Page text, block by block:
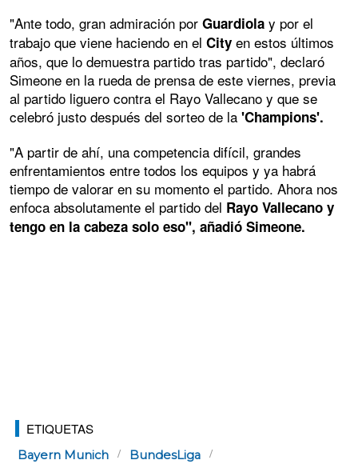
"Ante todo, gran admiración por Guardiola y por el
trabajo que viene haciendo en el City en estos últimos
años, que lo demuestra partido tras partido", declaró
Simeone en la rueda de prensa de este viernes, previa
al partido liguero contra el Rayo Vallecano y que se
celebró justo después del sorteo de la 'Champions'.
"A partir de ahí, una competencia difícil, grandes
enfrentamientos entre todos los equipos y ya habrá
tiempo de valorar en su momento el partido. Ahora nos
enfoca absolutamente el partido del Rayo Vallecano y
tengo en la cabeza solo eso", añadió Simeone.
ETIQUETAS
Bayern Munich BundesLiga